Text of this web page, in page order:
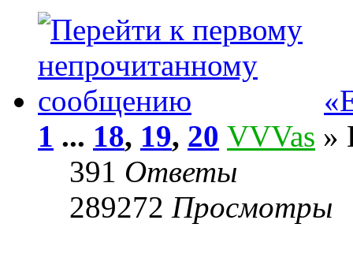
1 ... 18, 19, 20 VVVas »
391 Ответы
289272 Просмотры